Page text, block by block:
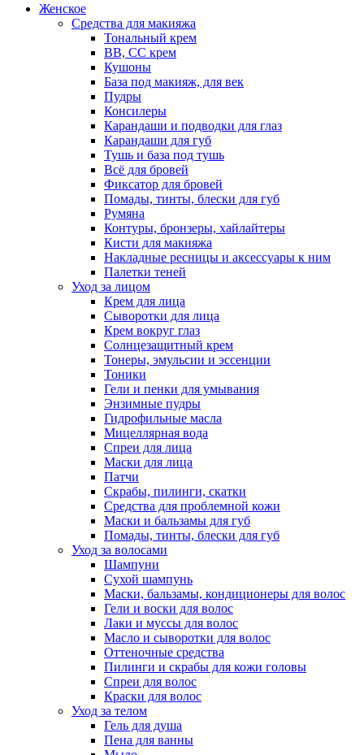
Женское
Средства для макияжа
Тональный крем
BB, CC крем
Кушоны
База под макияж, для век
Пудры
Консилеры
Карандаши и подводки для глаз
Карандаши для губ
Тушь и база под тушь
Всё для бровей
Фиксатор для бровей
Помады, тинты, блески для губ
Румяна
Контуры, бронзеры, хайлайтеры
Кисти для макияжа
Накладные ресницы и аксессуары к ним
Палетки теней
Уход за лицом
Крем для лица
Сыворотки для лица
Крем вокруг глаз
Солнцезащитный крем
Тонеры, эмульсии и эссенции
Тоники
Гели и пенки для умывания
Энзимные пудры
Гидрофильные масла
Мицеллярная вода
Спреи для лица
Маски для лица
Патчи
Скрабы, пилинги, скатки
Средства для проблемной кожи
Маски и бальзамы для губ
Помады, тинты, блески для губ
Уход за волосами
Шампуни
Сухой шампунь
Маски, бальзамы, кондиционеры для волос
Гели и воски для волос
Лаки и муссы для волос
Масло и сыворотки для волос
Оттеночные средства
Пилинги и скрабы для кожи головы
Спреи для волос
Краски для волос
Уход за телом
Гель для душа
Пена для ванны